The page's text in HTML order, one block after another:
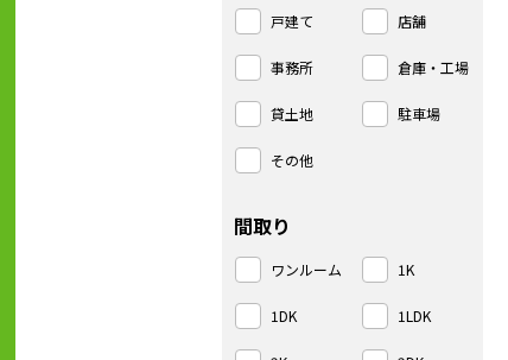
戸建て 店舗
事務所 倉庫・工場
貸土地 駐車場
その他
間取り
ワンルーム 1K
1DK 1LDK